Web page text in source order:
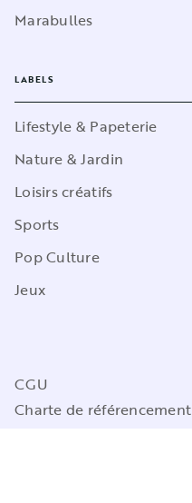
Marabulles
LABELS
Lifestyle & Papeterie
Nature & Jardin
Loisirs créatifs
Sports
Pop Culture
Jeux
CGU
Charte de référencement